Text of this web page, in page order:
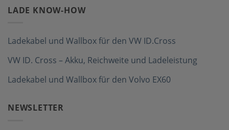
LADE KNOW-HOW
Ladekabel und Wallbox für den VW ID.Cross
VW ID. Cross – Akku, Reichweite und Ladeleistung
Ladekabel und Wallbox für den Volvo EX60
NEWSLETTER